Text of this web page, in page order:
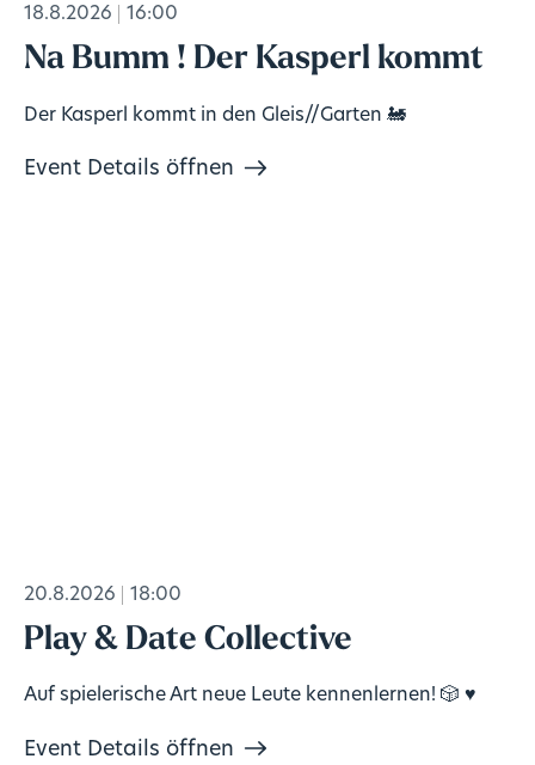
18.8.2026 16:00
Na Bumm ! Der Kasperl kommt
Der Kasperl kommt in den Gleis//Garten 🚂
Event Details öffnen
20.8.2026 18:00
Play & Date Collective
Auf spielerische Art neue Leute kennenlernen! 🎲 ♥️
Event Details öffnen